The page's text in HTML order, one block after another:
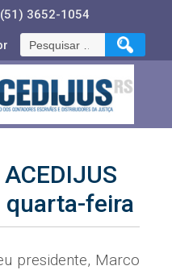
(51) 3652-1054
Pesquisar
por:
quarta-feira
presidente, Marco